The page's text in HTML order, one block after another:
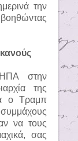
την
στην
της
ο Τραμπ
να τους
σας